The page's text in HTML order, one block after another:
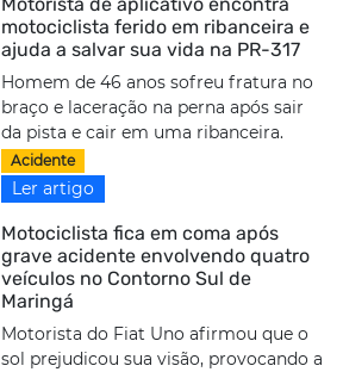
motociclista ferido em ribanceira e
ajuda a salvar sua vida na PR-317
Homem de 46 anos sofreu fratura no
braço e laceração na perna após sair
da pista e cair em uma ribanceira.
Acidente
Ler artigo
Motociclista fica em coma após
grave acidente envolvendo quatro
veículos no Contorno Sul de
Maringá
Motorista do Fiat Uno afirmou que o
sol prejudicou sua visão, provocando a